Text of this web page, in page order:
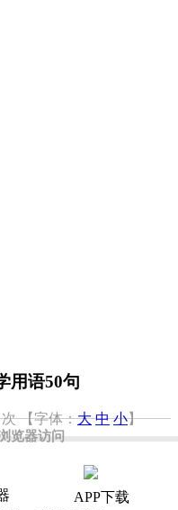
览器访问
APP下载
用语50句
次 【字体：大 中 小】